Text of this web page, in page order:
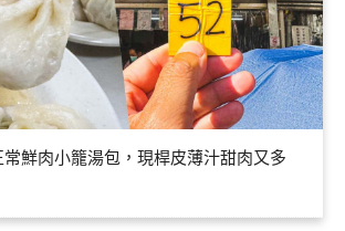
常鮮肉小籠湯包，現桿皮薄汁甜肉又多